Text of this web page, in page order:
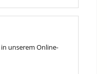
in unserem Online-